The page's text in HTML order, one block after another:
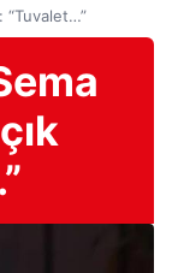
“Tuvalet…”